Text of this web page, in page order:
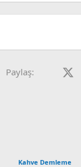
Paylaş:
Kahve Demleme